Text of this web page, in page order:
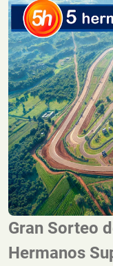
Gran Sorteo
Hermanos